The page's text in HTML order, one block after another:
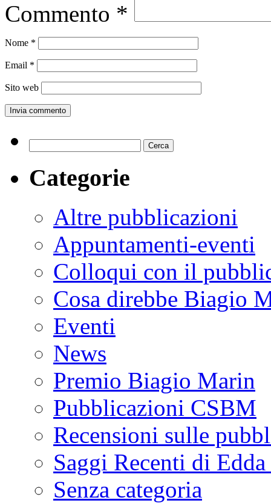
Commento *
Nome *
Email *
Sito web
per:
Categorie
Altre pubblicazioni
Appuntamenti-eventi
Colloqui con il
Cosa direbbe Biagio
Eventi
News
Premio Biagio Marin
Pubblicazioni CSBM
Recensioni sulle
Saggi Recenti di Edda
Senza categoria